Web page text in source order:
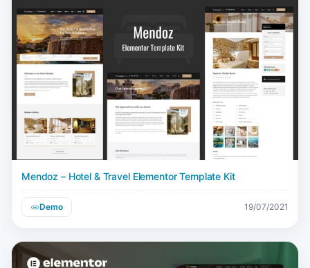
Mendoz – Hotel & Travel Elementor Template Kit
Demo 19/07/2021